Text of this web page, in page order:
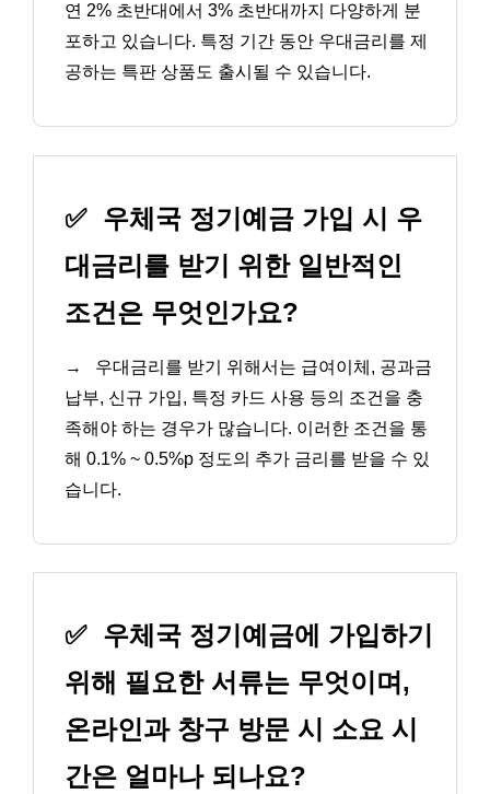
연 2% 초반대에서 3% 초반대까지 다양하게 분
포하고 있습니다. 특정 기간 동안 우대금리를 제
공하는 특판 상품도 출시될 수 있습니다.
✅ 우체국 정기예금 가입 시 우
대금리를 받기 위한 일반적인
조건은 무엇인가요?
→
우대금리를 받기 위해서는 급여이체, 공과금
납부, 신규 가입, 특정 카드 사용 등의 조건을 충
족해야 하는 경우가 많습니다. 이러한 조건을 통
해 0.1% ~ 0.5%p 정도의 추가 금리를 받을 수 있
습니다.
✅ 우체국 정기예금에 가입하기
위해 필요한 서류는 무엇이며,
온라인과 창구 방문 시 소요 시
간은 얼마나 되나요?